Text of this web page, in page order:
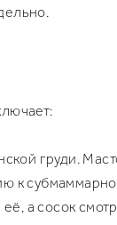
груди.
а сосок